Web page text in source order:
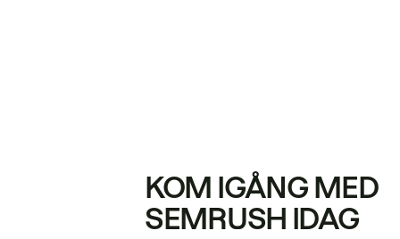
KOM IGÅNG MED
SEMRUSH IDAG